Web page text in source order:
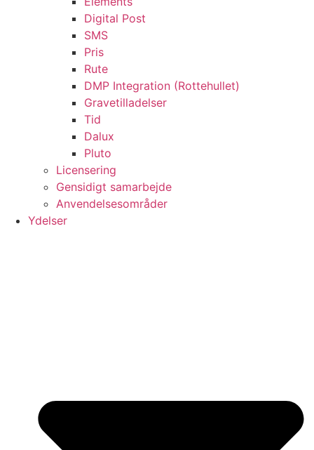
Digital Post
SMS
Pris
Rute
DMP Integration (Rottehullet)
Gravetilladelser
Tid
Dalux
Pluto
Licensering
Gensidigt samarbejde
Anvendelsesområder
Ydelser